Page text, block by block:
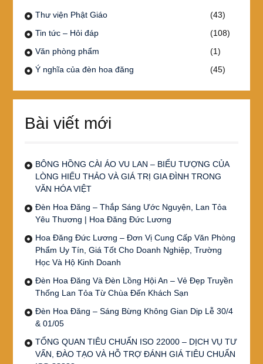
Thư viện Phật Giáo
(43)
Tin tức – Hỏi đáp
(108)
Văn phòng phẩm
(1)
Ý nghĩa của đèn hoa đăng
(45)
Bài viết mới
BÔNG HỒNG CÀI ÁO VU LAN – BIỂU TƯỢNG CỦA
LÒNG HIẾU THẢO VÀ GIÁ TRỊ GIA ĐÌNH TRONG
VĂN HÓA VIỆT
Đèn Hoa Đăng – Thắp Sáng Ước Nguyện, Lan Tỏa
Yêu Thương | Hoa Đăng Đức Lương
Hoa Đăng Đức Lương – Đơn Vị Cung Cấp Văn Phòng
Phẩm Uy Tín, Giá Tốt Cho Doanh Nghiệp, Trường
Học Và Hộ Kinh Doanh
Đèn Hoa Đăng Và Đèn Lồng Hội An – Vẻ Đẹp Truyền
Thống Lan Tỏa Từ Chùa Đến Khách Sạn
Đèn Hoa Đăng – Sáng Bừng Không Gian Dịp Lễ 30/4
& 01/05
TỔNG QUAN TIÊU CHUẨN ISO 22000 – DỊCH VỤ TƯ
VẤN, ĐÀO TẠO VÀ HỖ TRỢ ĐÁNH GIÁ TIÊU CHUẨN